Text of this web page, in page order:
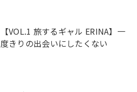
【VOL.1 旅するギャル ERINA】一
度きりの出会いにしたくない